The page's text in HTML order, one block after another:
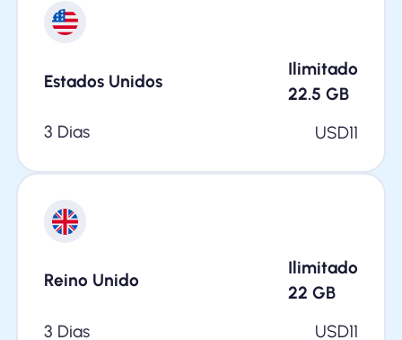
Estados Unidos
Ilimitado
22.5 GB
3 Dias
USD11
Reino Unido
Ilimitado
22 GB
3 Dias
USD11